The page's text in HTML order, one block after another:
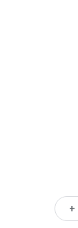
+